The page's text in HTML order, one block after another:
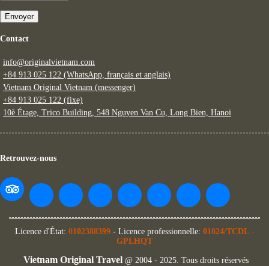
Envoyer
Contact
info@originalvietnam.com
+84 913 025 122 (WhatsApp, français et anglais)
Vietnam Original Vietnam (messenger)
+84 913 025 122 (fixe)
10è Étage, Trico Building, 548 Nguyen Van Cu, Long Bien, Hanoi
Retrouvez-nous
Licence d'État: 0102388399 - Licence professionnelle: 01024/TCDL-
GPLHQT
Vietnam Original Travel@ 2004 - 2025. Tous droits réservés